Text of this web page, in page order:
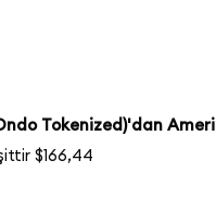
Tokenized)'dan
$166,44